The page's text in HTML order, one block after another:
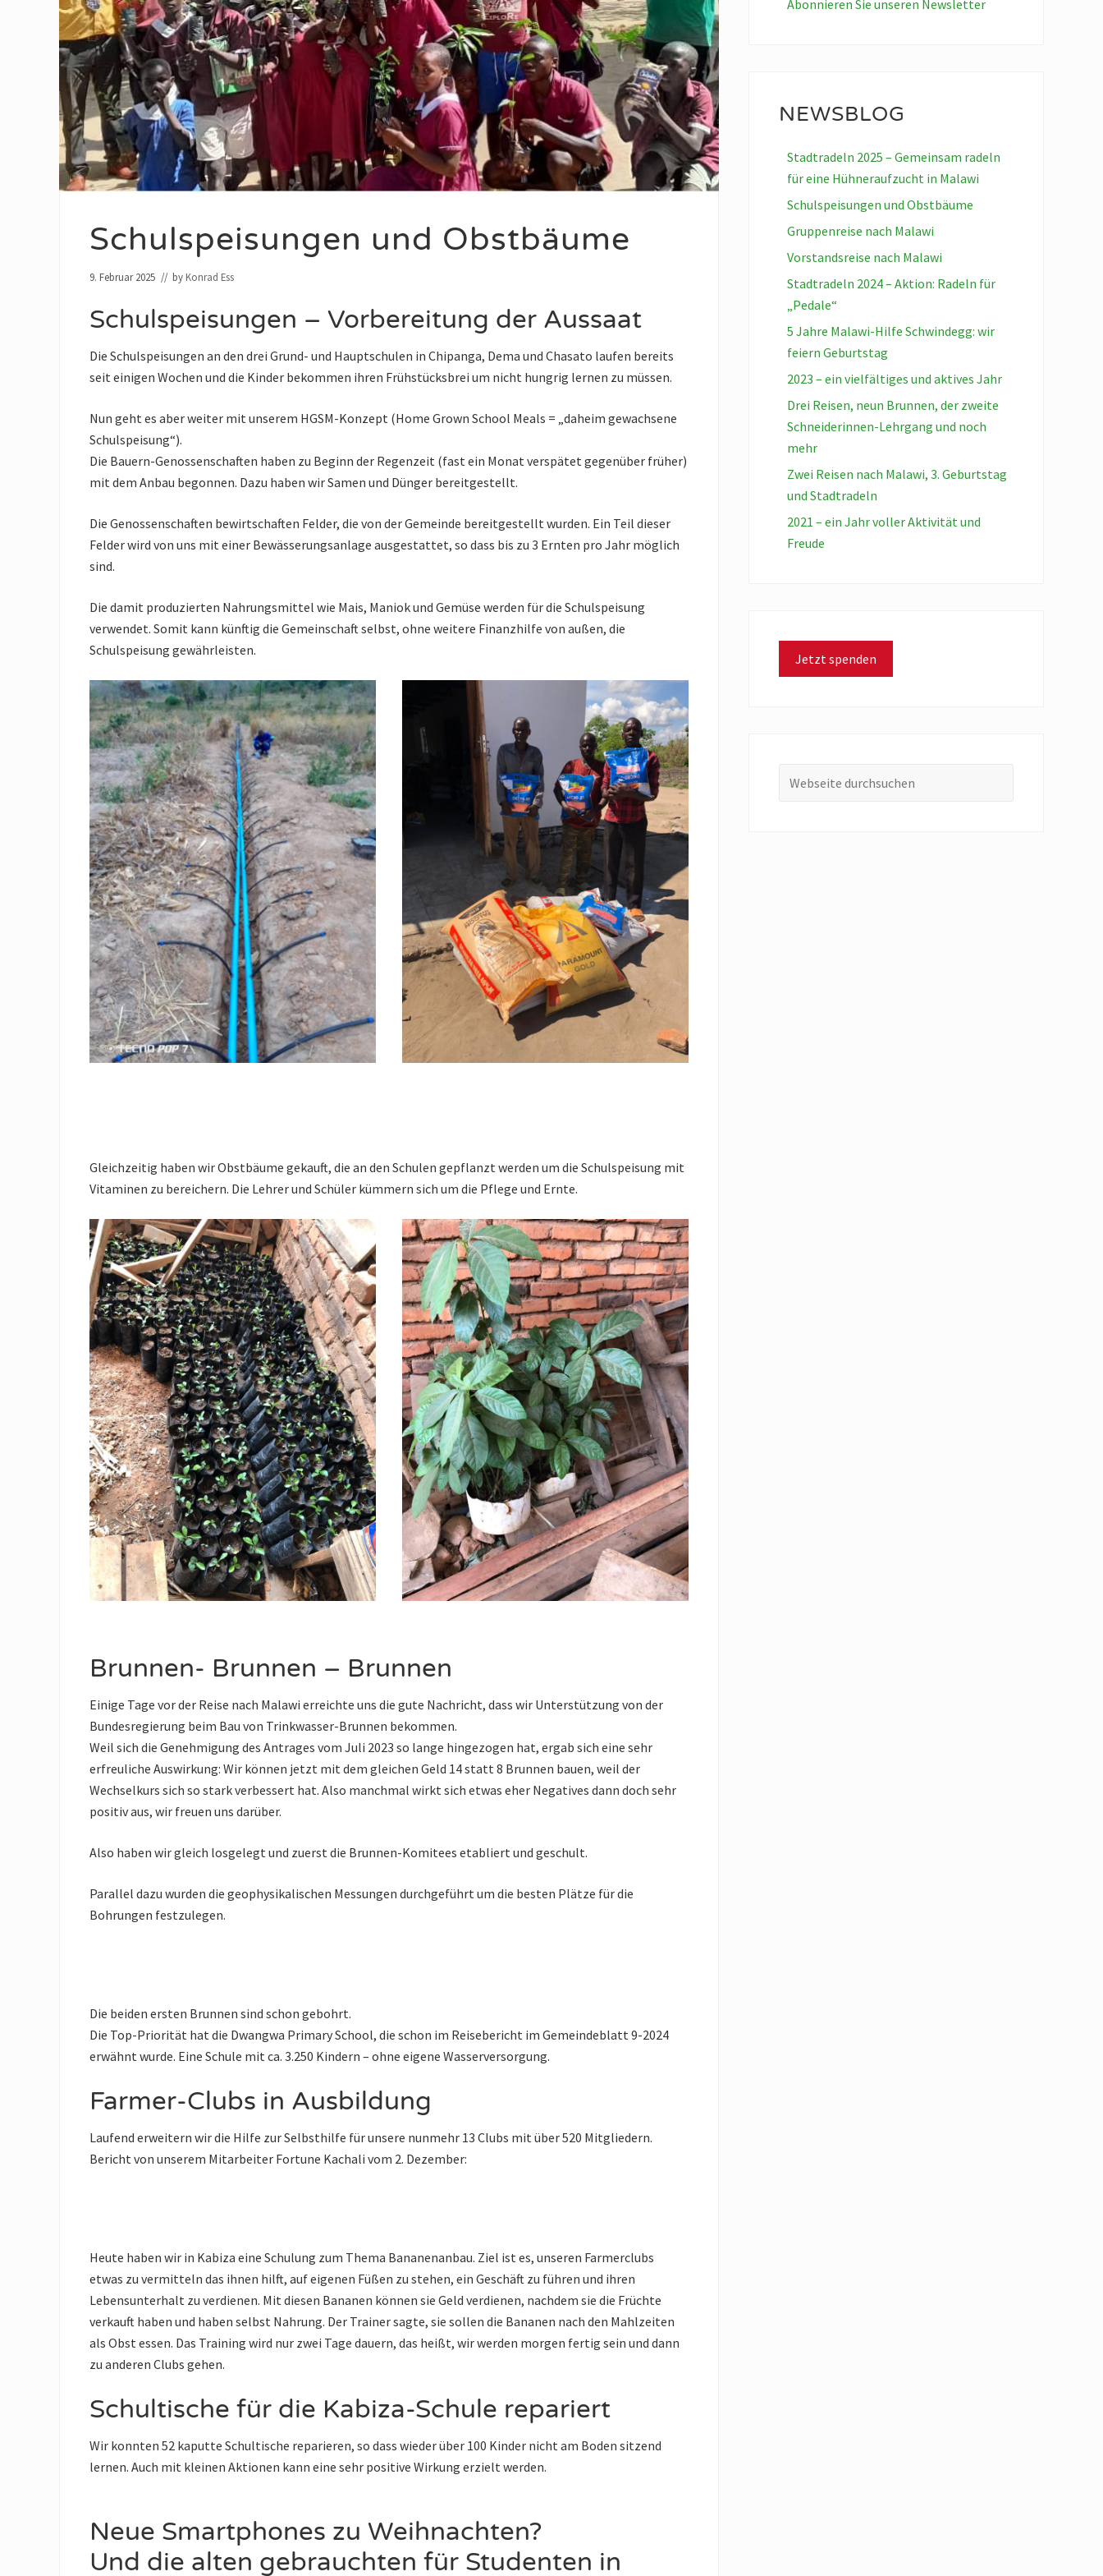
Herz
Afrikas
genannt,
weil
Menschen
dort
sehr
herzlich
sind.
Schulspeisungen und Obstbäume
9. Februar 2025 // by Konrad Ess
Schulspeisungen – Vorbereitung der Aussaat
Die Schulspeisungen an den drei Grund- und Hauptschulen in Chipanga, Dema und Chasato laufen bereits
seit einigen Wochen und die Kinder bekommen ihren Frühstücksbrei um nicht hungrig lernen zu müssen.
Nun geht es aber weiter mit unserem HGSM-Konzept (Home Grown School Meals = „daheim gewachsene
Schulspeisung“).
Die Bauern-Genossenschaften haben zu Beginn der Regenzeit (fast ein Monat verspätet gegenüber früher)
mit dem Anbau begonnen. Dazu haben wir Samen und Dünger bereitgestellt.
Die Genossenschaften bewirtschaften Felder, die von der Gemeinde bereitgestellt wurden. Ein Teil dieser
Felder wird von uns mit einer Bewässerungsanlage ausgestattet, so dass bis zu 3 Ernten pro Jahr möglich
sind.
Die damit produzierten Nahrungsmittel wie Mais, Maniok und Gemüse werden für die Schulspeisung
verwendet. Somit kann künftig die Gemeinschaft selbst, ohne weitere Finanzhilfe von außen, die
Schulspeisung gewährleisten.
Gleichzeitig haben wir Obstbäume gekauft, die an den Schulen gepflanzt werden um die Schulspeisung mit
Vitaminen zu bereichern. Die Lehrer und Schüler kümmern sich um die Pflege und Ernte.
Brunnen- Brunnen – Brunnen
Einige Tage vor der Reise nach Malawi erreichte uns die gute Nachricht, dass wir Unterstützung von der
Bundesregierung beim Bau von Trinkwasser-Brunnen bekommen.
Weil sich die Genehmigung des Antrages vom Juli 2023 so lange hingezogen hat, ergab sich eine sehr
erfreuliche Auswirkung: Wir können jetzt mit dem gleichen Geld 14 statt 8 Brunnen bauen, weil der
Wechselkurs sich so stark verbessert hat. Also manchmal wirkt sich etwas eher Negatives dann doch sehr
positiv aus, wir freuen uns darüber.
Also haben wir gleich losgelegt und zuerst die Brunnen-Komitees etabliert und geschult.
Parallel dazu wurden die geophysikalischen Messungen durchgeführt um die besten Plätze für die
Bohrungen festzulegen.
Die beiden ersten Brunnen sind schon gebohrt.
Die Top-Priorität hat die Dwangwa Primary School, die schon im Reisebericht im Gemeindeblatt 9-2024
erwähnt wurde. Eine Schule mit ca. 3.250 Kindern – ohne eigene Wasserversorgung.
Farmer-Clubs in Ausbildung
Laufend erweitern wir die Hilfe zur Selbsthilfe für unsere nunmehr 13 Clubs mit über 520 Mitgliedern.
Bericht von unserem Mitarbeiter Fortune Kachali vom 2. Dezember:
Heute haben wir in Kabiza eine Schulung zum Thema Bananenanbau. Ziel ist es, unseren Farmerclubs
etwas zu vermitteln das ihnen hilft, auf eigenen Füßen zu stehen, ein Geschäft zu führen und ihren
Lebensunterhalt zu verdienen. Mit diesen Bananen können sie Geld verdienen, nachdem sie die Früchte
verkauft haben und haben selbst Nahrung. Der Trainer sagte, sie sollen die Bananen nach den Mahlzeiten
als Obst essen. Das Training wird nur zwei Tage dauern, das heißt, wir werden morgen fertig sein und dann
zu anderen Clubs gehen.
Schultische für die Kabiza-Schule repariert
Wir konnten 52 kaputte Schultische reparieren, so dass wieder über 100 Kinder nicht am Boden sitzend
lernen. Auch mit kleinen Aktionen kann eine sehr positive Wirkung erzielt werden.
Neue Smartphones zu Weihnachten?
Und die alten gebrauchten für Studenten in
Abonnieren Sie unseren Newsletter
NEWSBLOG
Stadtradeln 2025 – Gemeinsam radeln
für eine Hühneraufzucht in Malawi
Schulspeisungen und Obstbäume
Gruppenreise nach Malawi
Vorstandsreise nach Malawi
Stadtradeln 2024 – Aktion: Radeln für
„Pedale“
5 Jahre Malawi-Hilfe Schwindegg: wir
feiern Geburtstag
2023 – ein vielfältiges und aktives Jahr
Drei Reisen, neun Brunnen, der zweite
Schneiderinnen-Lehrgang und noch
mehr
Zwei Reisen nach Malawi, 3. Geburtstag
und Stadtradeln
2021 – ein Jahr voller Aktivität und
Freude
Jetzt spenden